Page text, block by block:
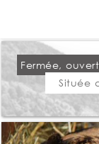
Fermée,
Située